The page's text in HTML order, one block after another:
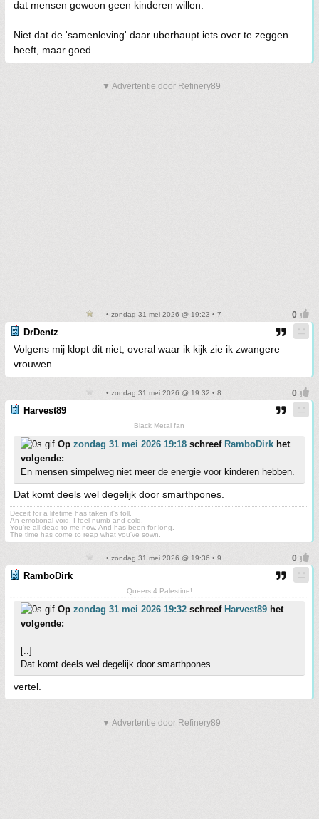
dat mensen gewoon geen kinderen willen.
Niet dat de 'samenleving' daar uberhaupt iets over te zeggen
heeft, maar goed.
▼ Advertentie door Refinery89
• zondag 31 mei 2026 @ 19:23 • 7
DrDentz
Volgens mij klopt dit niet, overal waar ik kijk zie ik zwangere
vrouwen.
• zondag 31 mei 2026 @ 19:32 • 8
Harvest89
Black Metal fan
Op zondag 31 mei 2026 19:18 schreef RamboDirk het
volgende:
En mensen simpelweg niet meer de energie voor kinderen hebben.
Dat komt deels wel degelijk door smarthpones.
Deceit for a lifetime has taken it's toll.
An emotional void, I feel numb and cold.
You're all dead to me now. And has been for long.
The time has come to reap what you've sown.
• zondag 31 mei 2026 @ 19:36 • 9
RamboDirk
Queers 4 Palestine!
Op zondag 31 mei 2026 19:32 schreef Harvest89 het
volgende:
[..]
Dat komt deels wel degelijk door smarthpones.
vertel.
▼ Advertentie door Refinery89